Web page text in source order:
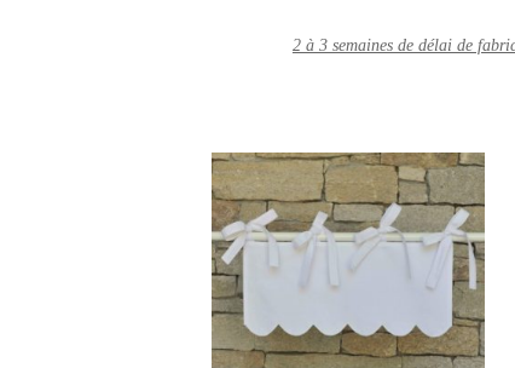
2 à 3 semaines de délai de